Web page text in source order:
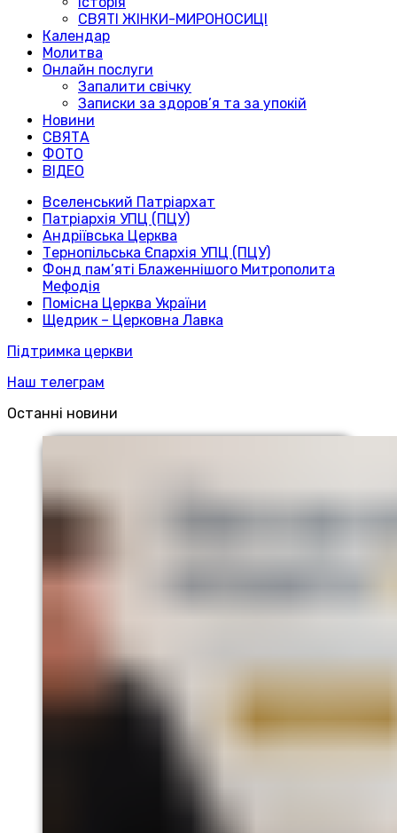
СВЯТІ ЖІНКИ-МИРОНОСИЦІ
Календар
Молитва
Онлайн послуги
Запалити свічку
Записки за здоров’я та за упокій
Новини
СВЯТА
ФОТО
ВІДЕО
Вселенський Патріархат
Патріархія УПЦ (ПЦУ)
Андріївська Церква
Тернопільська Єпархія УПЦ (ПЦУ)
Фонд пам’яті Блаженнішого Митрополита
Мефодія
Помісна Церква України
Щедрик – Церковна Лавка
Підтримка церкви
Наш телеграм
Останні новини